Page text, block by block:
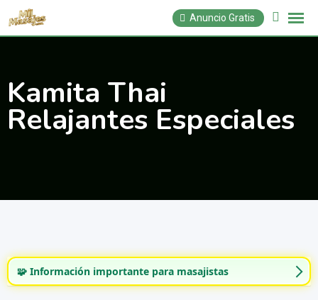
Saltar
Anuncio Gratis
Kamita Thai
Relajantes Especiales
🧩 Información importante para masajistas